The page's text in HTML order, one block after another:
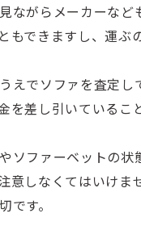
ながらメーカーな
もできますし、運
えでソファを査定
を差し引いている
ソファーベットの
意しなくてはいけ
です。